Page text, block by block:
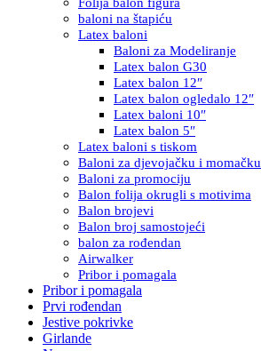
baloni na štapiću
Latex baloni
Baloni za Modeliranje
Latex balon G30
Latex balon 12″
Latex balon ogledalo 12″
Latex baloni 10″
Latex balon 5″
Latex baloni s tiskom
Baloni za djevojačku i momačku
Baloni za promociju
Balon folija okrugli s motivima
Balon brojevi
Balon broj samostojeći
balon za rođendan
Airwalker
Pribor i pomagala
Pribor i pomagala
Prvi rođendan
Jestive pokrivke
Girlande